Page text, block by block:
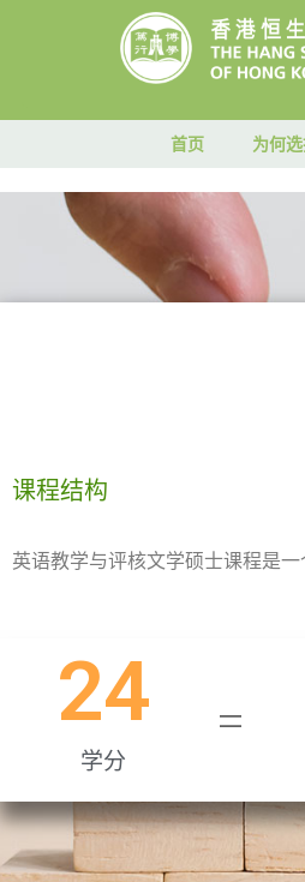
首页 为何选
课程结构
英语教学与评核文学硕士课程是
学分
24 =